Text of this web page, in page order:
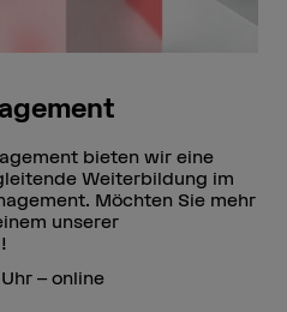
bieten wir eine
Weiterbildung im
Möchten Sie mehr
unserer
– online